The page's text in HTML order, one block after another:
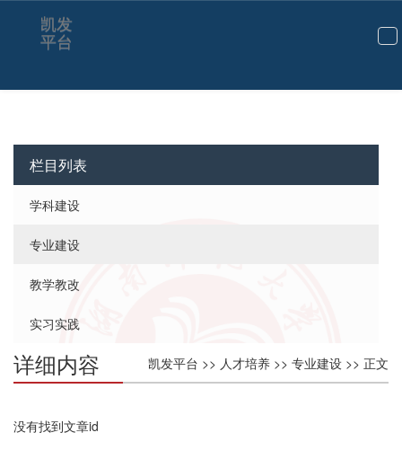
我院3个专业被认定为国家级一流本科专业建设点-凯发平台
切
航
凯发
平台
栏目列表
学科建设
专业建设
教学教改
实习实践
凯发平台 >> 人才培养 >> 专业建设 >> 正文
详细内容
没有找到文章id